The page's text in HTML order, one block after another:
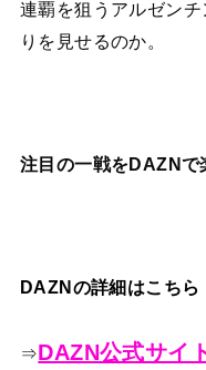
連覇を狙うアルゼン
りを見せるのか。
注目の一戦をDAZNで
DAZNの詳細はこちら
⇒DAZN公式サイ